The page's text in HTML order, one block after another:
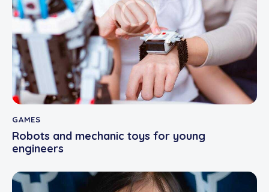
GAMES
Robots and mechanic toys for young
engineers